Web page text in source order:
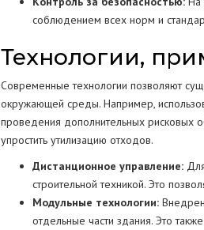
соблюдением всех норм и
Технологии,
Современные технологии позволяют
окружающей среды. Например,
проведения дополнительных рисковых
упростить утилизацию отходов.
Дистанционное управление:
строительной техникой. Это
Модульные технологии:
отдельные части здания. Это